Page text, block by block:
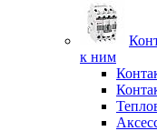
к ним